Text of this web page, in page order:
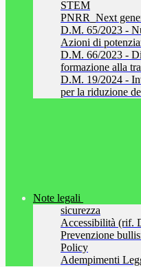
STEM
PNRR_Next
D.M. 65/2023 -
Azioni di
D.M. 66/2023 -
formazione alla
D.M. 19/2024 -
per la riduzione
Note legali
sicurezza
Accessibilità (rif.
Prevenzione
Policy
Adempimenti